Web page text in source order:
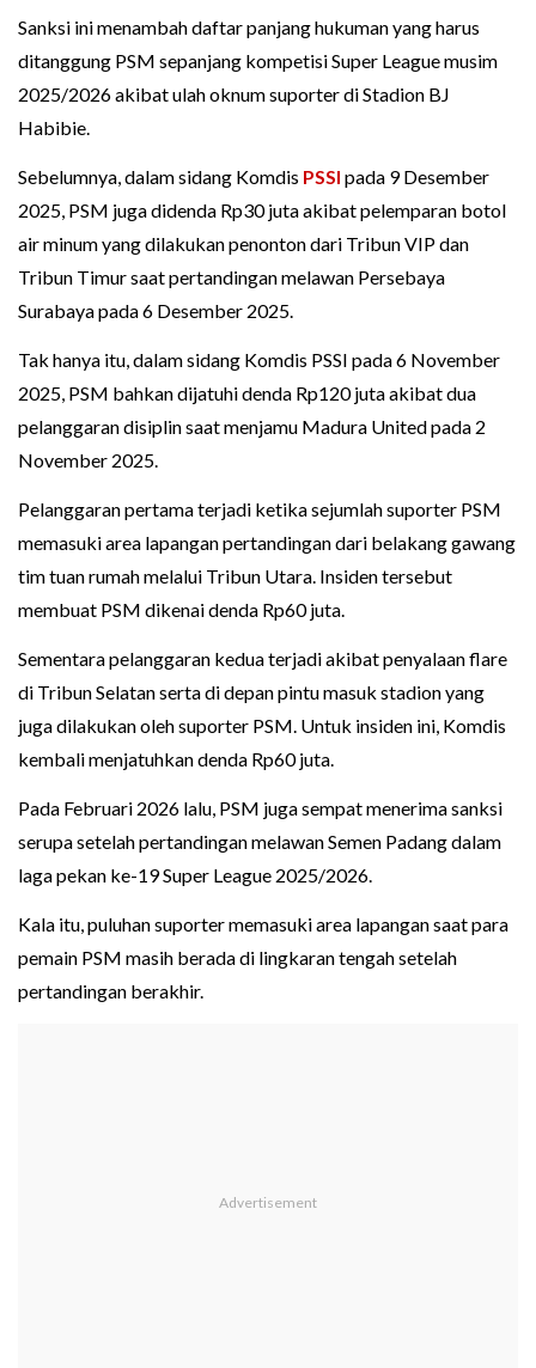
Sanksi ini menambah daftar panjang hukuman yang harus
ditanggung PSM sepanjang kompetisi Super League musim
2025/2026 akibat ulah oknum suporter di Stadion BJ
Habibie.
Sebelumnya, dalam sidang Komdis PSSI pada 9 Desember
2025, PSM juga didenda Rp30 juta akibat pelemparan botol
air minum yang dilakukan penonton dari Tribun VIP dan
Tribun Timur saat pertandingan melawan Persebaya
Surabaya pada 6 Desember 2025.
Tak hanya itu, dalam sidang Komdis PSSI pada 6 November
2025, PSM bahkan dijatuhi denda Rp120 juta akibat dua
pelanggaran disiplin saat menjamu Madura United pada 2
November 2025.
Pelanggaran pertama terjadi ketika sejumlah suporter PSM
memasuki area lapangan pertandingan dari belakang gawang
tim tuan rumah melalui Tribun Utara. Insiden tersebut
membuat PSM dikenai denda Rp60 juta.
Sementara pelanggaran kedua terjadi akibat penyalaan flare
di Tribun Selatan serta di depan pintu masuk stadion yang
juga dilakukan oleh suporter PSM. Untuk insiden ini, Komdis
kembali menjatuhkan denda Rp60 juta.
Pada Februari 2026 lalu, PSM juga sempat menerima sanksi
serupa setelah pertandingan melawan Semen Padang dalam
laga pekan ke-19 Super League 2025/2026.
Kala itu, puluhan suporter memasuki area lapangan saat para
pemain PSM masih berada di lingkaran tengah setelah
pertandingan berakhir.